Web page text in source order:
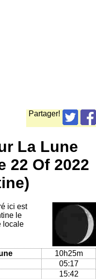
Partager!
La Lune
22 Of 2022
ici est
le
locale
10h25m
05:17
15:42